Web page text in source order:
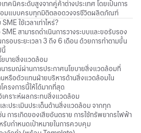
คนิคระดับสูงจากคู่ค้าต่างประเทศ โดยเป็นการ
อมแบบครบทุกมิติตลอดวงจรชีวิตผลิตภัณฑ์
ใช้เวลาเท่าไหร่?
สามารถดำเนินการวางระบบและขอรับรอง
รอบระยะเวลา 3 ถึง 6 เดือน ด้วยการทำตามขั้น
นี้
ยบายสิ่งแวดล้อม
ารมณ์ผ่านการประกาศนโยบายสิ่งแวดล้อมที่
หรือตัวแทนฝ่ายบริหารด้านสิ่งแวดล้อมใน
รงการนี้ให้ได้มากที่สุด
คราะห์ผลกระทบสิ่งแวดล้อม
ะประเมินประเด็นด้านสิ่งแวดล้อม จากทุก
น การเกิดของเสียอันตราย การใช้ทรัพยากรไฟฟ้า
บกำหนดเป้าหมายในการควบคุม